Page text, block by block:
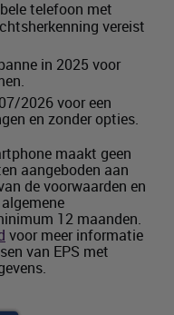
telefoon met
vereist
in 2025 voor
2026 voor een
en zonder opties.
maakt geen
aangeboden aan
de voorwaarden en
12 maanden.
voor meer informatie
van EPS met